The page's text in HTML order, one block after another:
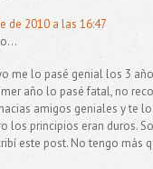
de 2010 a las 16:47
me lo pasé genial los 3
año lo pasé fatal, no
amigos geniales y te
los principios eran duros.
este post. No tengo más